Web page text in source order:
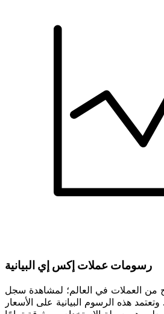
رسومات عملات إكس إي البيانية
من العملات في العالم؛ لمشاهدة سجل
وتعتمد هذه الرسوم البيانية على الأسعار